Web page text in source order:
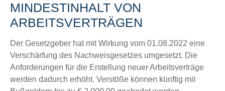
MINDESTINHALT VON
ARBEITSVERTRÄGEN
Der Gesetzgeber hat mit Wirkung vom 01.08.2022 eine
Verschärfung des Nachweisgesetzes umgesetzt. Die
Anforderungen für die Erstellung neuer Arbeitsverträge
werden dadurch erhöht. Verstöße können künftig mit